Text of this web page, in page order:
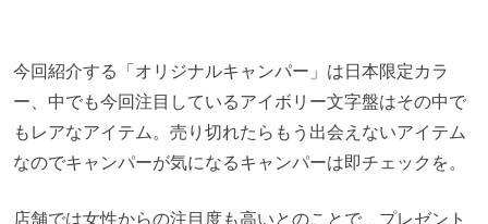
今回紹介する「オリジナルキャンパー」は日本限定カラ
ー、中でも今回注目しているアイボリー文字盤はその中で
もレアなアイテム。売り切れたらもう出会えないアイテム
なのでキャンパーが気になるキャンパーは即チェックを。
店舗では女性からの注目度も高いとのことで、プレゼント